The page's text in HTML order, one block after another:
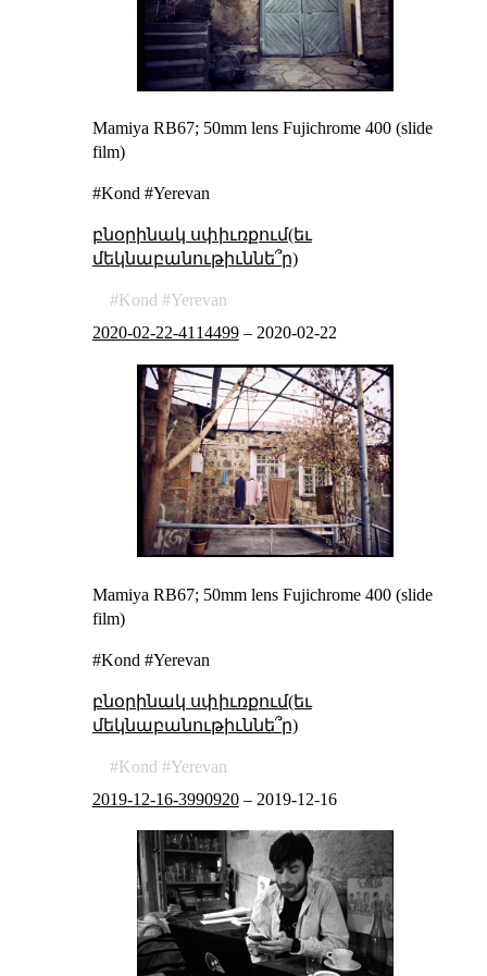
Mamiya RB67; 50mm lens Fujichrome 400 (slide
film)
#Kond #Yerevan
բնօրինակ սփիւռքում(եւ
մեկնաբանութիւննե՞ր)
Kond
Yerevan
2020-02-22-4114499– 2020-02-22
Mamiya RB67; 50mm lens Fujichrome 400 (slide
film)
#Kond #Yerevan
բնօրինակ սփիւռքում(եւ
մեկնաբանութիւննե՞ր)
Kond
Yerevan
2019-12-16-3990920– 2019-12-16